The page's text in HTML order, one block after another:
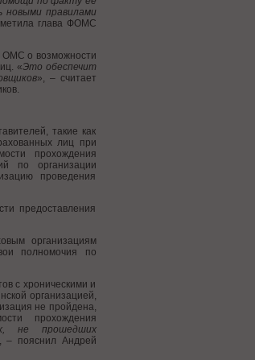
новыми правилами
глава ФОМС
ОМС о возможности
«Это обеспечит
», – считает
такие как
лиц при
прохождения
по организации
проведения
предоставления
организациям
полномочия по
с хроническими и
организацией,
не пройдена,
прохождения
не прошедших
– пояснил Андрей